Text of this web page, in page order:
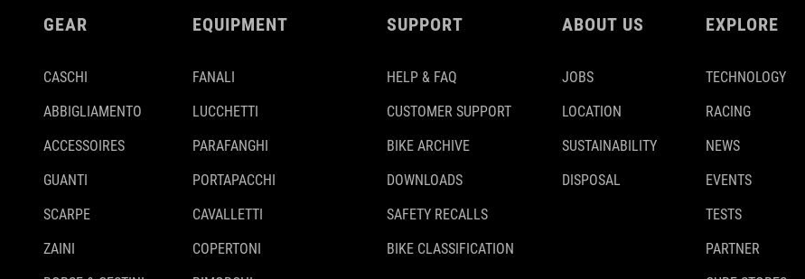
GEAR
CASCHI
ABBIGLIAMENTO
ACCESSOIRES
GUANTI
SCARPE
ZAINI
EQUIPMENT
FANALI
LUCCHETTI
PARAFANGHI
PORTAPACCHI
CAVALLETTI
COPERTONI
SUPPORT
HELP & FAQ
CUSTOMER SUPPORT
BIKE ARCHIVE
DOWNLOADS
SAFETY RECALLS
BIKE CLASSIFICATION
ABOUT US
JOBS
LOCATION
SUSTAINABILITY
DISPOSAL
EXPLORE
TECHNOLOGY
RACING
NEWS
EVENTS
TESTS
PARTNER